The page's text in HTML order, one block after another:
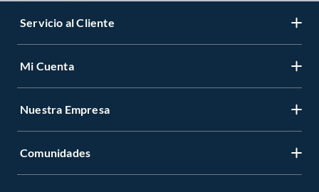
Servicio al Cliente
Mi Cuenta
Nuestra Empresa
Comunidades